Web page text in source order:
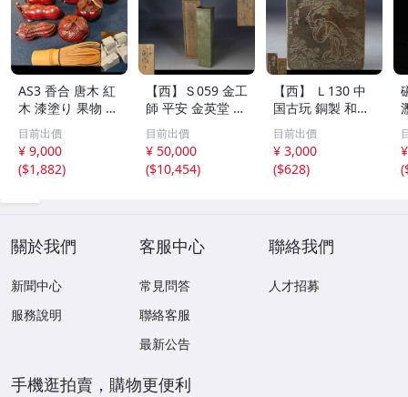
AS3 香合 唐木 紅
木 漆塗り 果物 野
菜 7点 未使用 茶
道具 小物
目前出價
¥ 9,000
($1,882)
【西】Ｓ059 金工
師 平安 金英堂 正
修 銅製 四方 花器
共箱
目前出價
¥ 50,000
($10,454)
【西】 Ｌ130 中
国古玩 銅製 和興
松彫 蓋物 唐物
目前出價
¥ 3,000
($628)
(
關於我們
新聞中心
服務說明
客服中心
常見問答
聯絡客服
最新公告
聯絡我們
人才招募
手機逛拍賣，購物更便利